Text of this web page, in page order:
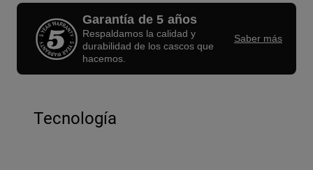
Garantía de 5 años
Respaldamos la calidad y
durabilidad de los cascos que
hacemos.
Saber más
Tecnología